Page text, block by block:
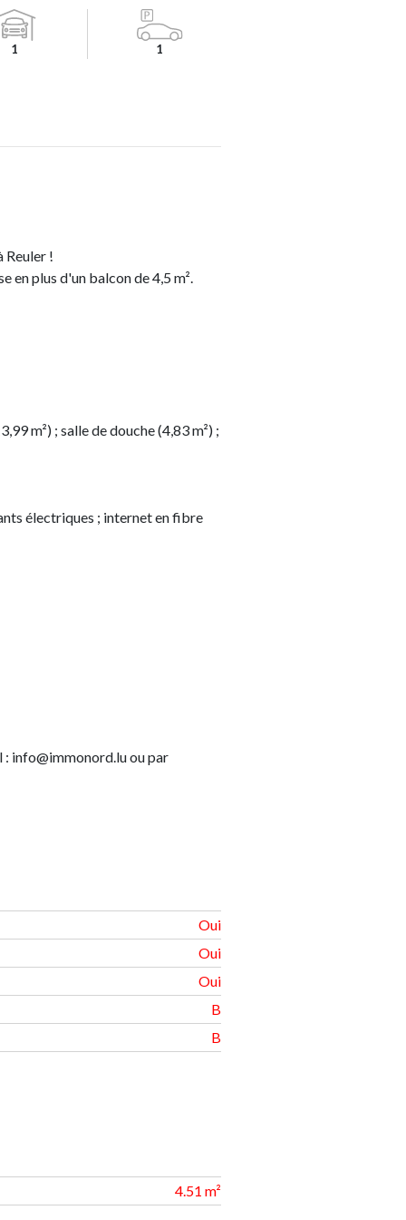
1 1
Reuler !
en plus d'un balcon de 4,5 m².
m²) ; salle de douche (4,83 m²) ;
électriques ; internet en fibre
info@immonord.lu ou par
Oui
Oui
Oui
B
B
4.51 m²